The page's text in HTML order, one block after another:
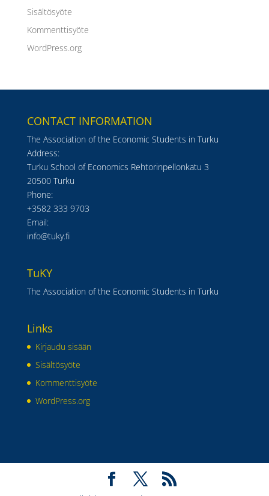
Sisältösyöte
Kommenttisyöte
WordPress.org
CONTACT INFORMATION
The Association of the Economic Students in Turku
Address:
Turku School of Economics Rehtorinpellonkatu 3
20500 Turku
Phone:
+3582 333 9703
Email:
info@tuky.fi
TuKY
The Association of the Economic Students in Turku
Links
Kirjaudu sisään
Sisältösyöte
Kommenttisyöte
WordPress.org